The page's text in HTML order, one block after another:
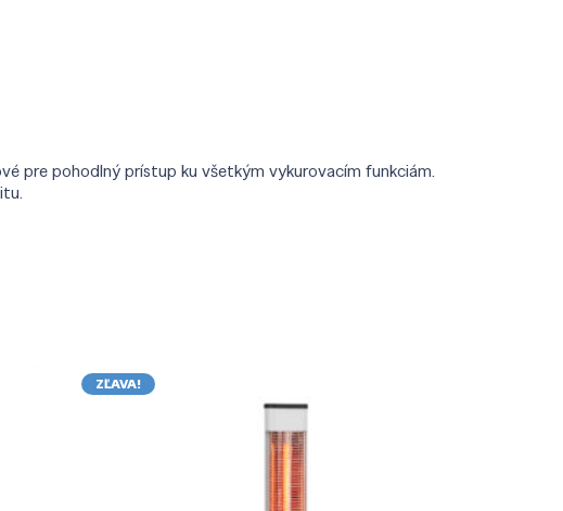
pre pohodlný prístup ku všetkým vykurovacím funkciám.
ZĽAVA!